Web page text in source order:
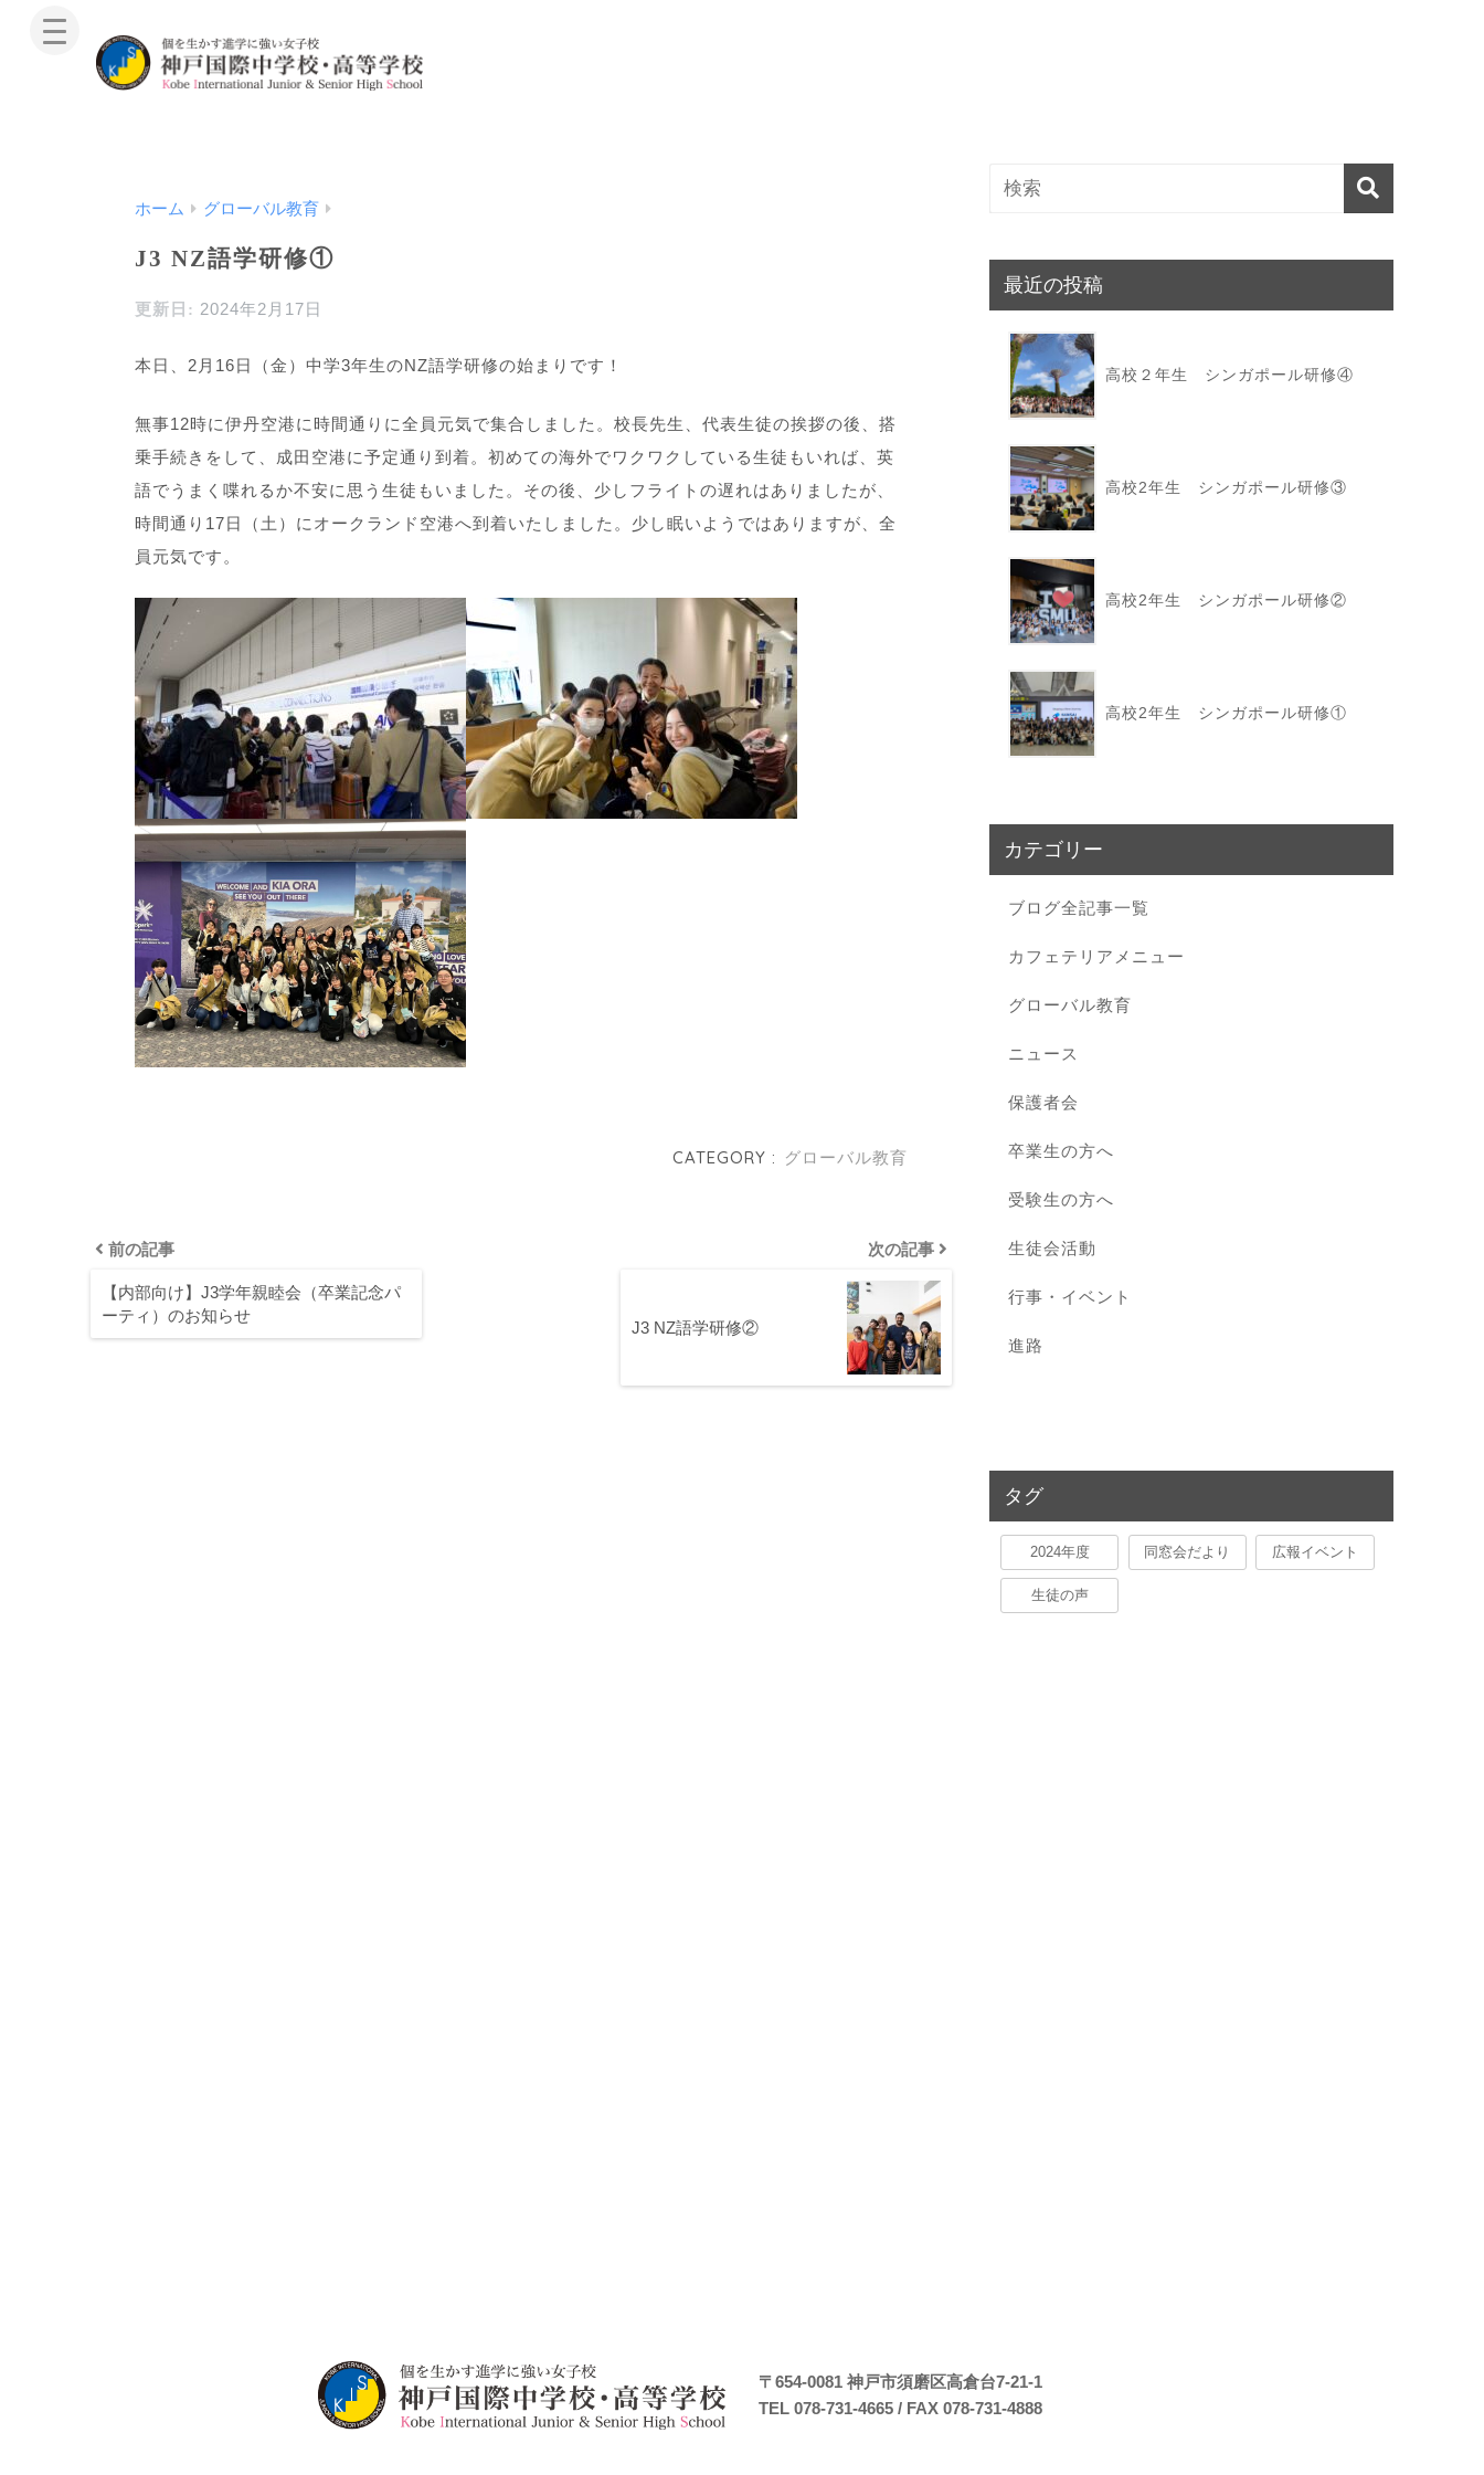
ホーム グローバル教育
J3 NZ語学研修①
2024年2月17日
本日、2月16日（金）中学3年生のNZ語学研修の始まりです！
無事12時に伊丹空港に時間通りに全員元気で集合しました。校長先生、代表生徒の挨拶の後、搭
乗手続きをして、成田空港に予定通り到着。初めての海外でワクワクしている生徒もいれば、英
語でうまく喋れるか不安に思う生徒もいました。その後、少しフライトの遅れはありましたが、
時間通り17日（土）にオークランド空港へ到着いたしました。少し眠いようではありますが、全
員元気です。
CATEGORY : グローバル教育
前の記事
【内部向け】J3学年親睦会（卒業記念パ
ーティ）のお知らせ
次の記事
J3 NZ語学研修②
最近の投稿
高校２年生 シンガポール研修④
高校2年生 シンガポール研修③
高校2年生 シンガポール研修②
高校2年生 シンガポール研修①
カテゴリー
ブログ全記事一覧
カフェテリアメニュー
グローバル教育
ニュース
保護者会
卒業生の方へ
受験生の方へ
生徒会活動
行事・イベント
進路
タグ
2024年度 同窓会だより 広報イベント
生徒の声
〒654-0081神戸市須磨区高倉台7-21-1
TEL 078-731-4665 / FAX 078-731-4888